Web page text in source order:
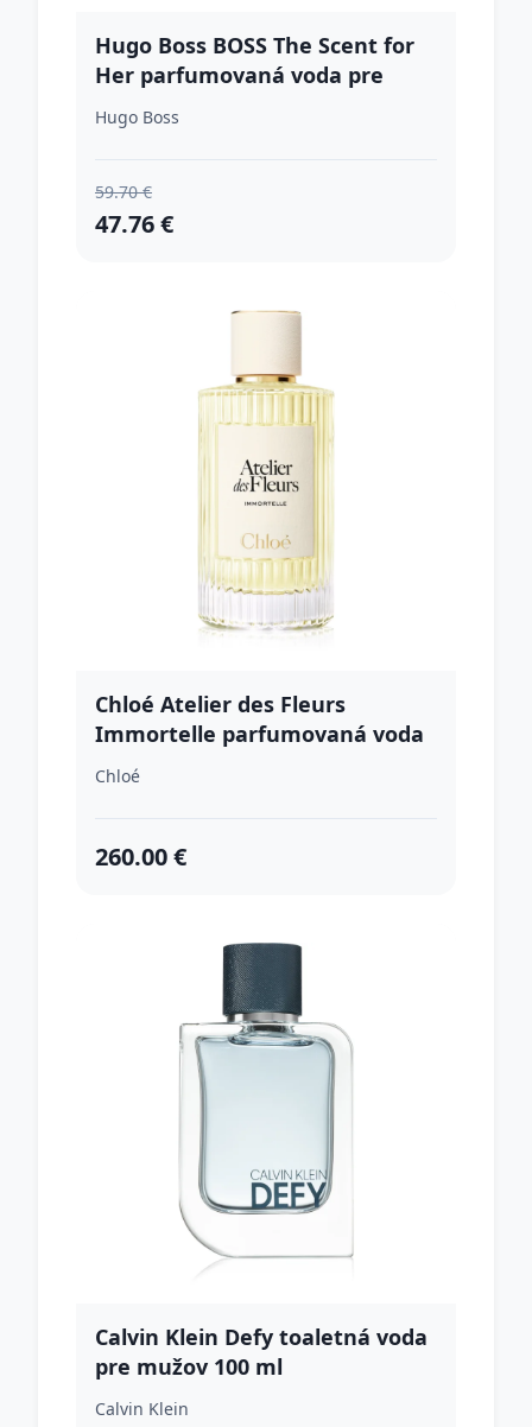
Hugo Boss BOSS The Scent for
Her parfumovaná voda pre
ženy 50 ml
Hugo Boss
59.70 €
47.76 €
Chloé Atelier des Fleurs
Immortelle parfumovaná voda
pre ženy 150 ml
Chloé
260.00 €
Calvin Klein Defy toaletná voda
pre mužov 100 ml
Calvin Klein